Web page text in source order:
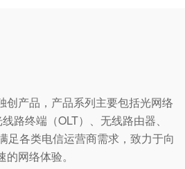
创产品，产品系列主要包括光网络
路终端（OLT）、无线路由器、
足各类电信运营商需求，致力于向
网络体验。